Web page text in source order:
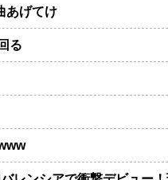
あげてけ
る